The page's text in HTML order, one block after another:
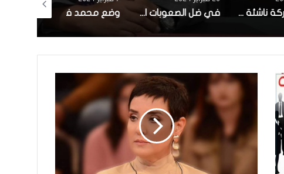
صنعت شركة ناشئة تونسية.. بلدية سوسة تنطلق في تجربة ‘zigofiltre’ في ضل الصعوبات الاقتصادية : تاخر كبير في الاعلان عن تركيبة الهيئة الوطنية للصلح الجزائي وانطلاق اشغالها وضع محمد فريخة الصحي صعب ونقله الي المستشفى